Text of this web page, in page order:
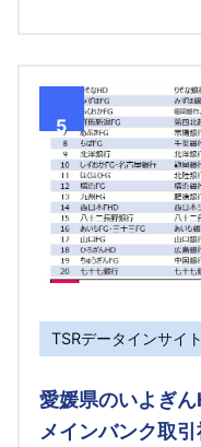
5
TSRデータインサイト
愛媛県のいよぎ
メインバンク取